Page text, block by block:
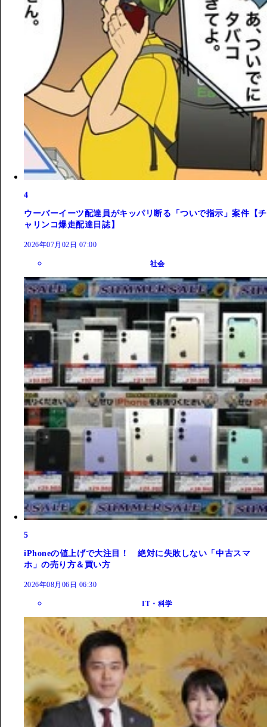
4
ウーバーイーツ配達員がキッパリ断る「ついで指示」案件【チ
ャリンコ爆走配達日誌】
2026年07月02日 07:00
社会
5
iPhoneの値上げで大注目！ 絶対に失敗しない「中古スマ
ホ」の売り方＆買い方
2026年08月06日 06:30
IT・科学